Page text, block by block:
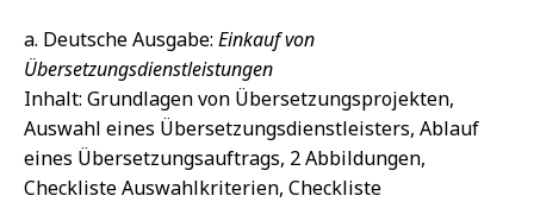
a. Deutsche Ausgabe: Einkauf von
Übersetzungsdienstleistungen
Inhalt: Grundlagen von Übersetzungsprojekten,
Auswahl eines Übersetzungsdienstleisters, Ablauf
eines Übersetzungsauftrags, 2 Abbildungen,
Checkliste Auswahlkriterien, Checkliste